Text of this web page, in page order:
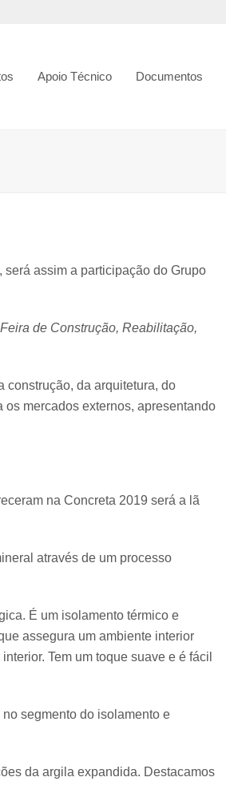
Apoio Técnico Documentos
assim a participação do Grupo
de Construção, Reabilitação,
construção, da arquitetura, do
mercados externos, apresentando
na Concreta 2019 será a lã
através de um processo
É um isolamento térmico e
assegura um ambiente interior
Tem um toque suave e é fácil
segmento do isolamento e
da argila expandida. Destacamos